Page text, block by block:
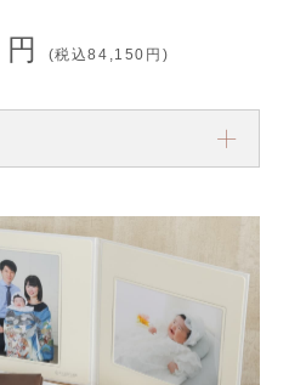
円
(税込84,150円)